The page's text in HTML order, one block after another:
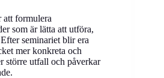
att formulera
som är lätta att utföra,
seminariet blir era
mer konkreta och
större utfall och påverkar